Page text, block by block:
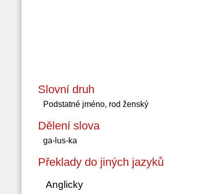
Slovní druh
Podstatné jméno, rod ženský
Dělení slova
ga-lus-ka
Překlady do jiných jazyků
Anglicky